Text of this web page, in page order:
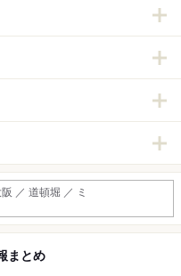
／ 道頓堀 ／ ミ
まとめ